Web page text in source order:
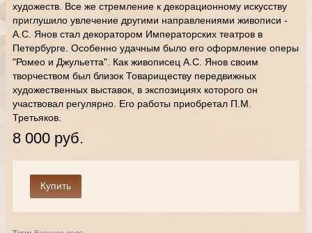
художеств. Все же стремление к декорационному искусству
приглушило увлечение другими направлениями живописи -
А.С. Янов стал декоратором Императорских театров в
Петербурге. Особенно удачным было его оформление оперы
"Ромео и Джульетта". Как живописец А.С. Янов своим
творчеством был близок Товариществу передвижных
художественных выставок, в экспозициях которого он
участвовал регулярно. Его работы приобретал П.М.
Третьяков.
8 000 руб.